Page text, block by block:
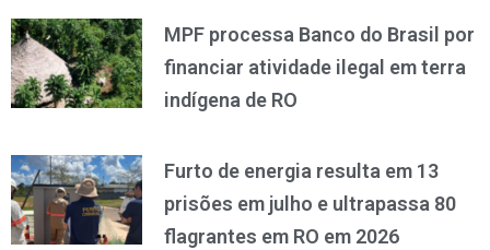
MPF processa Banco do Brasil por
financiar atividade ilegal em terra
indígena de RO
Furto de energia resulta em 13
prisões em julho e ultrapassa 80
flagrantes em RO em 2026